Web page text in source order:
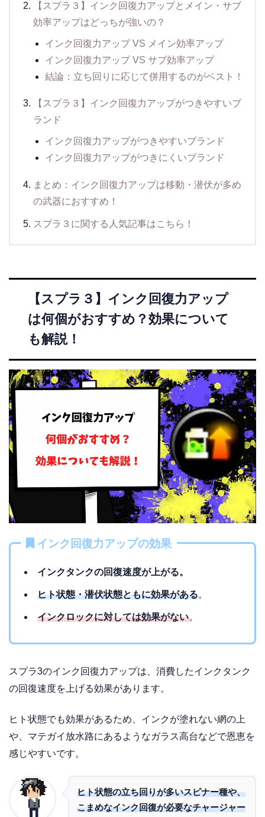
【スプラ３】インク回復力アップとメイン・サブ
効率アップはどっちが強いの？
インク回復力アップ VS メイン効率アップ
インク回復力アップ VS サブ効率アップ
結論：立ち回りに応じて併用するのがベスト！
【スプラ３】インク回復力アップがつきやすいブ
ランド
インク回復力アップがつきやすいブランド
インク回復力アップがつきにくいブランド
まとめ：インク回復力アップは移動・潜伏が多め
の武器におすすめ！
スプラ３に関する人気記事はこちら！
【スプラ３】インク回復力アップ
は何個がおすすめ？効果について
も解説！
インク回復力アップの効果
インクタンクの回復速度が上がる。
ヒト状態・潜伏状態ともに効果がある。
インクロックに対しては効果がない。
スプラ3のインク回復力アップは、消費したインクタンク
の回復速度を上げる効果があります。
ヒト状態でも効果があるため、インクが塗れない網の上
や、マテガイ放水路にあるようなガラス高台などで恩恵を
感じやすいです。
ヒト状態の立ち回りが多いスピナー種や、
こまめなインク回復が必要なチャージャー